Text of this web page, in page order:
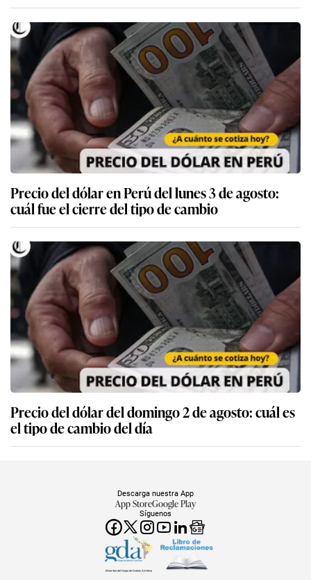
Precio del dólar en Perú del lunes 3 de agosto:
cuál fue el cierre del tipo de cambio
Precio del dólar del domingo 2 de agosto: cuál es
el tipo de cambio del día
Síguenos
Descarga nuestra App
App StoreGoogle Play
Miembro del Grupo de Diarios América